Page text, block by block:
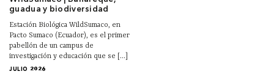
guadua y biodiversidad
Estación Biológica WildSumaco, en
Pacto Sumaco (Ecuador), es el primer
pabellón de un campus de
investigación y educación que se [...]
JULIO 2026